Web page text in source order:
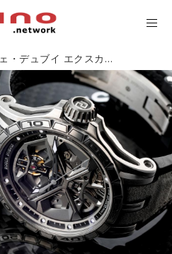
ロジェ・デュブイ エクスカリバー スパイダー 「HURACÁN TITANIUM」【今週の逸本 Vol.125】